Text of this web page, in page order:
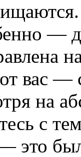
—
от вас
на
с
это